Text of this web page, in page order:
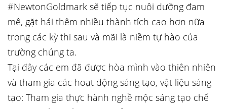
#NewtonGoldmark sẽ tiếp tục nuôi dưỡng đam
mê, gặt hái thêm nhiều thành tích cao hơn nữa
trong các kỳ thi sau và mãi là niềm tự hào của
trường chúng ta.
Tại đây các em đã được hòa mình vào thiên nhiên
và tham gia các hoạt động sáng tạo, vật liệu sáng
tạo: Tham gia thực hành nghề mộc sáng tạo chế